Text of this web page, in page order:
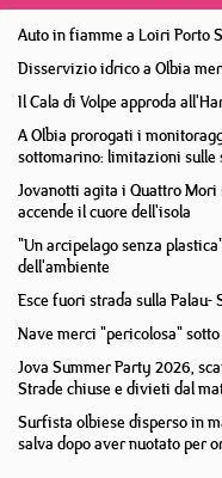
Auto in fiamme a Loiri Porto
Disservizio idrico a Olbia
Il Cala di Volpe approda
A Olbia prorogati i
sottomarino: limitazioni sulle
Jovanotti agita i Quattro Mori
accende il cuore dell'isola
"Un arcipelago senza
dell'ambiente
Esce fuori strada sulla Palau-
Nave merci "pericolosa"
Jova Summer Party 2026,
Strade chiuse e divieti dal
Surfista olbiese disperso in
salva dopo aver nuotato per